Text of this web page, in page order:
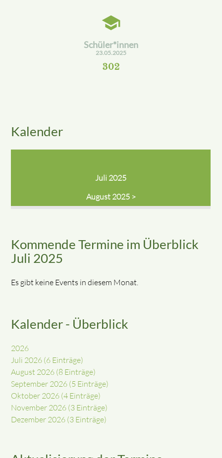
school
Schüler*innen
23.05.2025
302
Kalender
Juli 2025
August 2025 >
Kommende Termine im Überblick
Juli 2025
Es gibt keine Events in diesem Monat.
Kalender - Überblick
2026
Juli 2026 (6 Einträge)
August 2026 (8 Einträge)
September 2026 (5 Einträge)
Oktober 2026 (4 Einträge)
November 2026 (3 Einträge)
Dezember 2026 (3 Einträge)